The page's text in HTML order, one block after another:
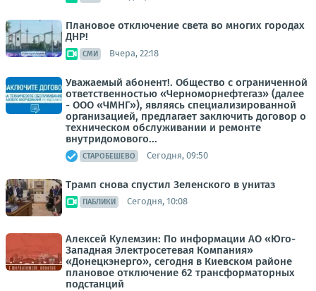
Плановое отключение света во многих городах
ДНР!
СМИ Вчера, 22:18
Уважаемый абонент!. Общество с ограниченной
ответственностью «Черноморнефтегаз» (далее
- ООО «ЧМНГ»), являясь специализированной
организацией, предлагает заключить договор о
техническом обслуживании и ремонте
внутридомового...
СТАРОБЕШЕВО Сегодня, 09:50
Трамп снова спустил Зеленского в унитаз
ПАБЛИКИ Сегодня, 10:08
Алексей Кулемзин: По информации АО «Юго-
Западная Электросетевая Компания»
«Донецкэнерго», сегодня в Киевском районе
плановое отключение 62 трансформаторных
подстанций